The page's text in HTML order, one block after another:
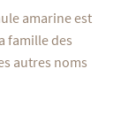
amarine est
famille des
autres noms